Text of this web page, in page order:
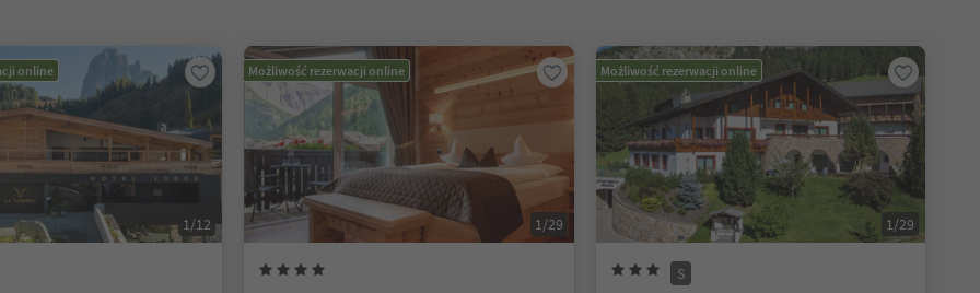
online
1/12
Możliwość rezerwacji online
1/29
Możliwość rezerwacji online
1/29
S